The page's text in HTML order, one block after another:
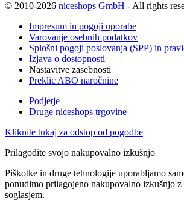
© 2010-2026 niceshops GmbH - All rights
Impresum in pogoji uporabe
Varovanje osebnih podatkov
Splošni pogoji poslovanja (SPP) in
Izjava o dostopnosti
Nastavitve zasebnosti
Preklic ABO naročnine
Podjetje
Druge niceshops trgovine
Kliknite tukaj za odstop od pogodbe
Prilagodite svojo nakupovalno izkušnjo
Piškotke in druge tehnologije uporabljamo
ponudimo prilagojeno nakupovalno izkušnjo z
soglasjem.